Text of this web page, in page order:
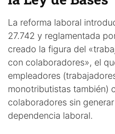
La reforma laboral
27.742 y reglamentada
creado la figura del
con colaboradores», el
empleadores
monotributistas también)
colaboradores sin
dependencia laboral.